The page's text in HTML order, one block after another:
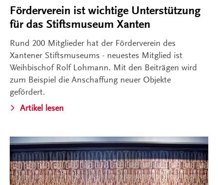
Förderverein ist wichtige Unterstützung
für das Stiftsmuseum Xanten
Rund 200 Mitglieder hat der Förderverein des
Xantener Stiftsmuseums - neuestes Mitglied ist
Weihbischof Rolf Lohmann. Mit den Beiträgen wird
zum Beispiel die Anschaffung neuer Objekte
gefördert.
Artikel lesen